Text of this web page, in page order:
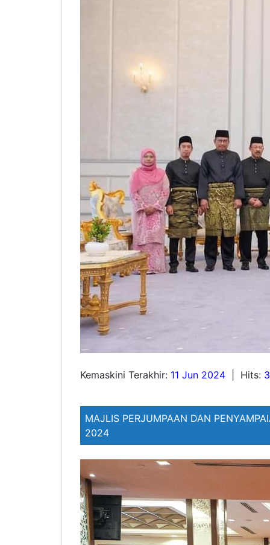
Kemaskini Terakhir: 11 Jun 2024 Hits:
MAJLIS PERJUMPAAN DAN
2024